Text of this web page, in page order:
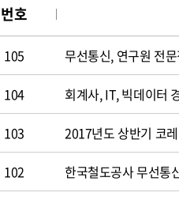
번호
105 무선통신, 연구원 전
104 회계사, IT, 빅데이터
103 2017년도 상반기 코
102 한국철도공사 무선통